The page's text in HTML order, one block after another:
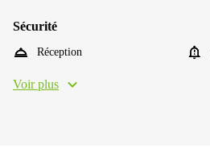
Sécurité
Réception
Voir plus